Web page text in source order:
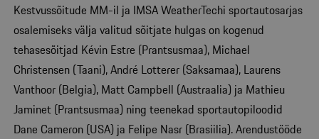
Kestvussõitude MM-il ja IMSA WeatherTechi sportautosarjas
osalemiseks välja valitud sõitjate hulgas on kogenud
tehasesõitjad Kévin Estre (Prantsusmaa), Michael
Christensen (Taani), André Lotterer (Saksamaa), Laurens
Vanthoor (Belgia), Matt Campbell (Austraalia) ja Mathieu
Jaminet (Prantsusmaa) ning teenekad sportautopiloodid
Dane Cameron (USA) ja Felipe Nasr (Brasiilia). Arendustööde